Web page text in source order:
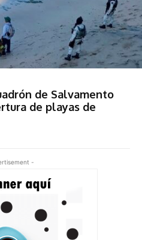
de Salvamento
de playas de
-